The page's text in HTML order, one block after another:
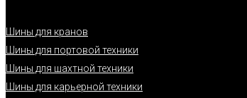
Шины для кранов
Шины для портовой техники
Шины для шахтной техники
Шины для карьерной техники